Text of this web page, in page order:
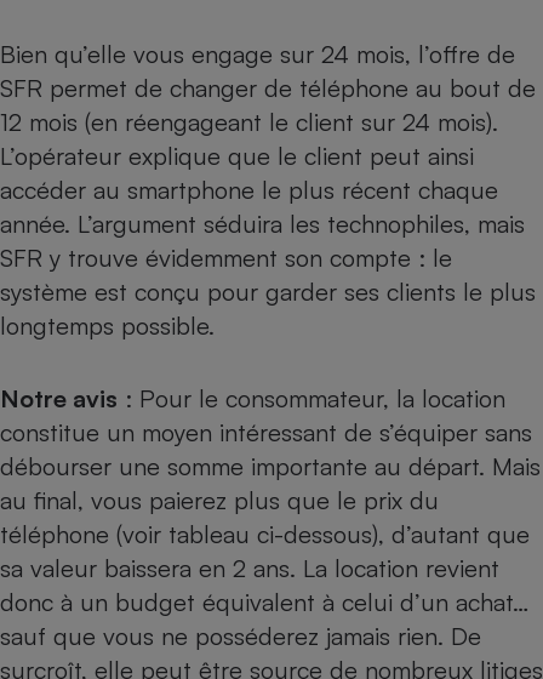
Bien qu’elle vous engage sur 24 mois, l’offre de
SFR permet de changer de téléphone au bout de
12 mois (en réengageant le client sur 24 mois).
L’opérateur explique que le client peut ainsi
accéder au smartphone le plus récent chaque
année. L’argument séduira les technophiles, mais
SFR y trouve évidemment son compte : le
système est conçu pour garder ses clients le plus
longtemps possible.
Notre avis : Pour le consommateur, la location
constitue un moyen intéressant de s’équiper sans
débourser une somme importante au départ. Mais
au final, vous paierez plus que le prix du
téléphone (voir tableau ci-dessous), d’autant que
sa valeur baissera en 2 ans. La location revient
donc à un budget équivalent à celui d’un achat…
sauf que vous ne posséderez jamais rien. De
surcroît, elle peut être source de nombreux litiges